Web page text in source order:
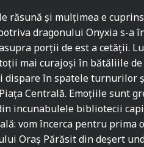
răsună și mulțimea e
dragonului Onyxia s-a
porții de est a cetății.
mai curajoși în bătăliile
dispare în spatele turnurilor
Centrală. Emoțiile sunt
incunabulele bibliotecii
vom încerca pentru prima
Oraș Părăsit din deșert